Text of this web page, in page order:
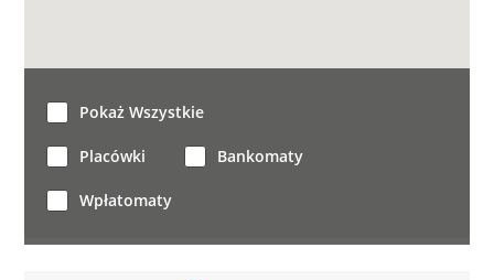
Pokaż Wszystkie
Placówki Bankomaty
Wpłatomaty